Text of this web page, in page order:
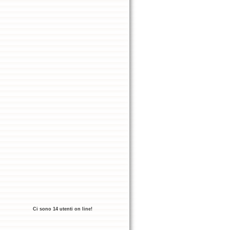
Ci sono 14 utenti on line!